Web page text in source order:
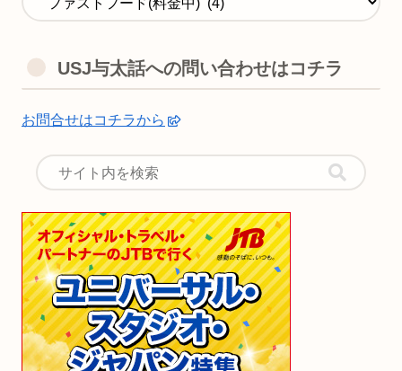
USJ与太話への問い合わせはコチラ
お問合せはコチラから